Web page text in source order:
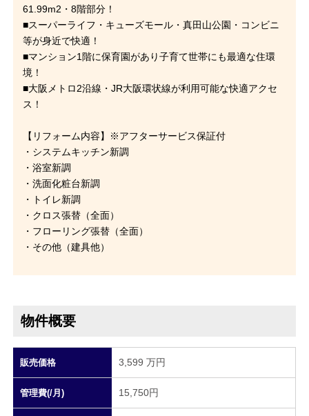
61.99m2・8階部分！
■スーパーライフ・キューズモール・真田山公園・コンビニ
等が身近で快適！
■マンション1階に保育園があり子育て世帯にも最適な住環
境！
■大阪メトロ2沿線・JR大阪環状線が利用可能な快適アクセ
ス！
【リフォーム内容】※アフターサービス保証付
・システムキッチン新調
・浴室新調
・洗面化粧台新調
・トイレ新調
・クロス張替（全面）
・フローリング張替（全面）
・その他（建具他）
物件概要
販売価格 3,599 万円
管理費(/月) 15,750円